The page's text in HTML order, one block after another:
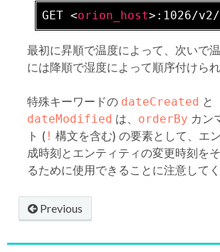
GET <orion_host>
最初に昇順で温度によって、次いで
には降順で湿度によって順序付けられ
特殊キーワードの dateCreated と
dateModified は、 orderBy カン
ト (! 構文を含む) の要素として、エ
成時刻とエンティティの変更時刻を
るために使用できることに注意してく
Previous